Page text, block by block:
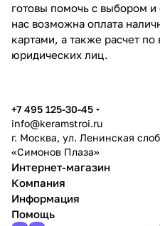
готовы помочь с выбором и
нас возможна оплата
картами, а также расчет
юридических лиц.
+7 495 125-30-45
info@keramstroi.ru
г. Москва, ул. Ленинская
«Симонов Плаза»
Интернет-магазин
Компания
Информация
Помощь